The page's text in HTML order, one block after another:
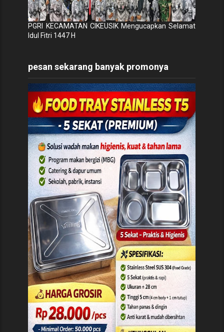
PGRI KECAMATAN CIKEUSIK Mengucapkan Selamat
Idul Fitri 1447 H
pesan sekarang banyak promonya